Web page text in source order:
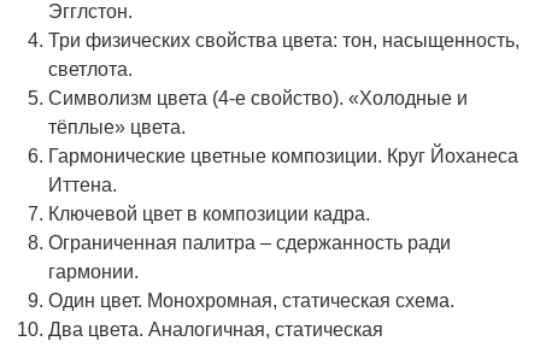
Эгглстон.
Три физических свойства цвета: тон, насыщенность,
светлота.
Символизм цвета (4-е свойство). «Холодные и
тёплые» цвета.
Гармонические цветные композиции. Круг Йоханеса
Иттена.
Ключевой цвет в композиции кадра.
Ограниченная палитра – сдержанность ради
гармонии.
Один цвет. Монохромная, статическая схема.
Два цвета. Аналогичная, статическая